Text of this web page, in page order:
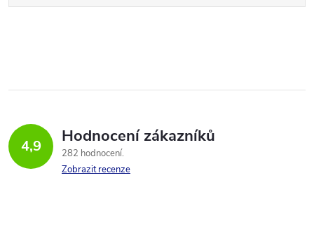
4,9 Hodnocení zákazníků
282 hodnocení
Zobrazit recenze